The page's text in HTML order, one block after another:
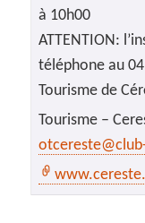
à 10h00
ATTENTION:
téléphone au
Tourisme de
Tourisme –